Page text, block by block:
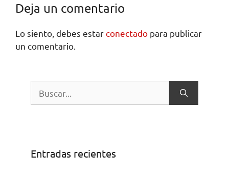
Deja un comentario
Lo siento, debes estarconectado para publicar
un comentario.
Entradas recientes